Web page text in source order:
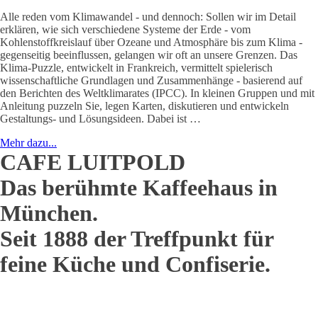
Alle reden vom Klimawandel - und dennoch: Sollen wir im Detail
erklären, wie sich verschiedene Systeme der Erde - vom
Kohlenstoffkreislauf über Ozeane und Atmosphäre bis zum Klima -
gegenseitig beeinflussen, gelangen wir oft an unsere Grenzen. Das
Klima-Puzzle, entwickelt in Frankreich, vermittelt spielerisch
wissenschaftliche Grundlagen und Zusammenhänge - basierend auf
den Berichten des Weltklimarates (IPCC). In kleinen Gruppen und mit
Anleitung puzzeln Sie, legen Karten, diskutieren und entwickeln
Gestaltungs- und Lösungsideen. Dabei ist …
Mehr dazu...
CAFE LUITPOLD
Das berühmte Kaffeehaus in
München.
Seit 1888 der Treffpunkt für
feine Küche und Confiserie.